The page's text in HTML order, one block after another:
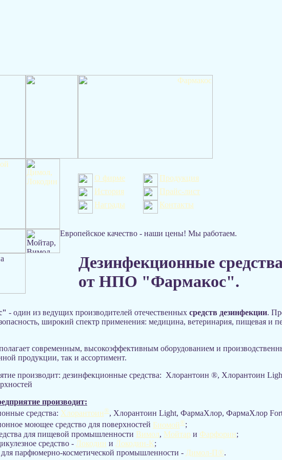
О фирме
Продукция
История
Прайс-лист
Награды
Контакты
Европейское качество - наши цены! Мы работаем.
Дезинфекционные
от НПО "Фармакос".
- один из ведущих производителей отечественных средств дезинфекции.
широкий спектр применения: медицина, ветеринария, пищевая
современным, высокоэффективным оборудованием и
продукции, так и ассортимент.
производит: дезинфекционные средства: Хлорантоин ®, Хлорантоин
производит:
средства: Хлорантоин®, Хлорантоин Light, ФармаХлор, ФармаХлор
моющее средство для поверхностей Биомой®;
для пищевой промышленности Вимол, Мойтар и Фарфорин;
средство - Локодин и Локодин-К;
для парфюмерно-косметической промышленности - Димол-П®.